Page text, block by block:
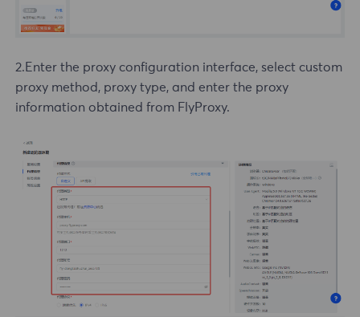
2.Enter the proxy configuration interface, select custom
proxy method, proxy type, and enter the proxy
information obtained from FlyProxy.